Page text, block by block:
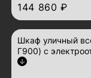
144 860 ₽
Шкаф уличный
Г900) с
развернуть
Арт.: ШТВ-2-